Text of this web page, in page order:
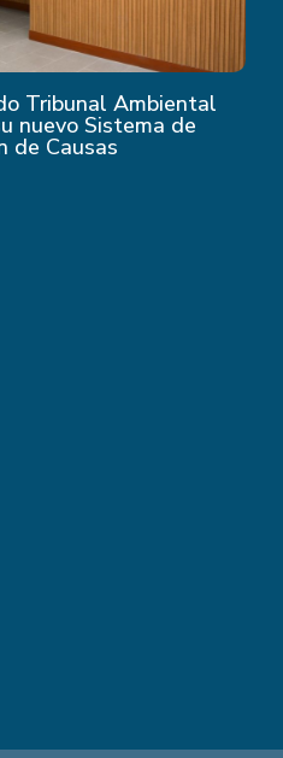
Tribunal Ambiental
nuevo Sistema de
de Causas